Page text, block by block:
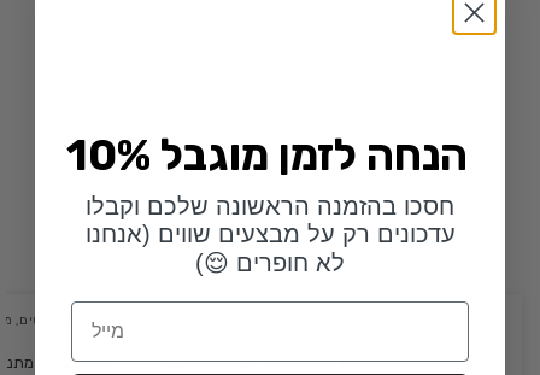
מנורת קריאה קומפקטית עם קליפס – נטענת ב-USB
כללי גאדג'טים,
כרית צוואר
10% הנחה לזמן מוגבל
חסכו בהזמנה הראשונה שלכם וקבלו
עדכונים רק על מבצעים שווים (אנחנו
לא חופרים 😌)
Email